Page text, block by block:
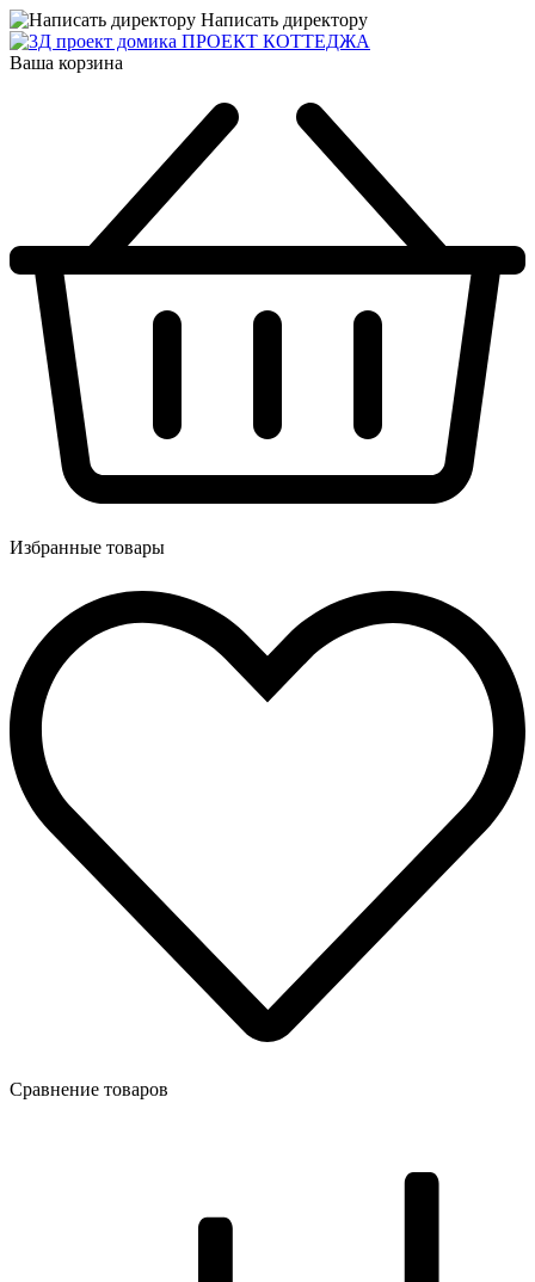
Написать директору
ПРОЕКТ КОТТЕДЖА
Ваша корзина
Избранные товары
Сравнение товаров